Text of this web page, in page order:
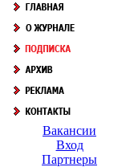
Вакансии
Вход
Партнеры